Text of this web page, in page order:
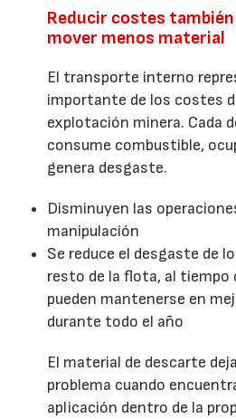
Reducir costes
mover menos material
El transporte interno
importante de los costes
explotación minera. Cada
consume combustible,
genera desgaste.
Disminuyen las
manipulación
Se reduce el desgaste de
resto de la flota, al tiempo
pueden mantenerse en
durante todo el año
El material de descarte
problema cuando
aplicación dentro de la